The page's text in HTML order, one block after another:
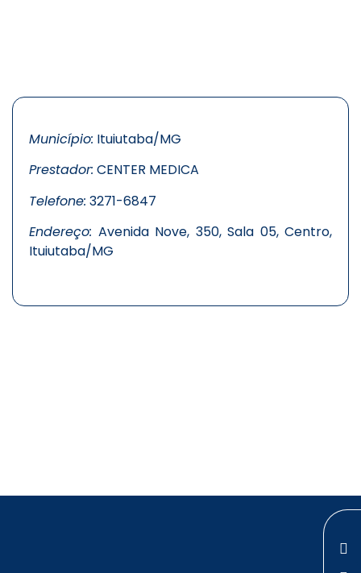
Município: Ituiutaba/MG
Prestador: CENTER MEDICA
Telefone: 3271-6847
Endereço: Avenida Nove, 350, Sala 05, Centro,
Ituiutaba/MG